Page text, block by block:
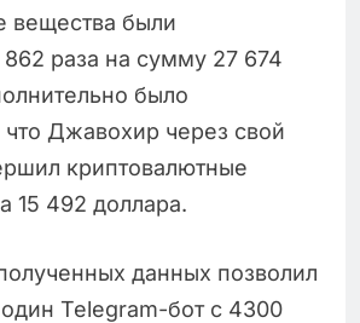
вещества были
раза на сумму 27 674
было
что Джавохир через свой
криптовалютные
15 492 доллара.
данных позволил
Telegram-бот с 4300